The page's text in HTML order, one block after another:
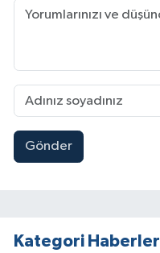
Gönder
Kategori Haberler